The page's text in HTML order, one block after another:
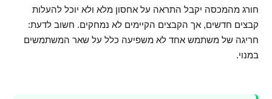
חורג מהמכסה יקבל התראה על אחסון מלא ולא יוכל להעלות
קבצים חדשים, אך הקבצים הקיימים לא נמחקים. חשוב לדעת:
חריגה של משתמש אחד לא משפיעה כלל על שאר המשתמשים
במנוי.